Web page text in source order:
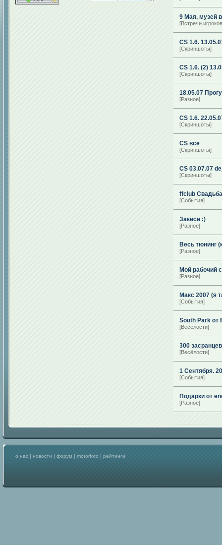
9 Мая, музей
[Встречи
CS 1.6.
[Скриншоты]
CS 1.6. (2)
[Скриншоты]
18.05.07
[Разное]
CS 1.6.
[Скриншоты]
CS всё
[Скриншоты]
CS 03.07.07
[Скриншоты]
ffclub
[События]
Закиси :)
[Разное]
Весь тюнинг
[Разное]
Мой рабочий
[Разное]
Макс 2007 (я
[События]
South Park от
[Весёлости]
300
[Весёлости]
1 Сентября.
[События]
Подарки от
[Разное]
о нас | новости | форум | motorfoto | рейтинги